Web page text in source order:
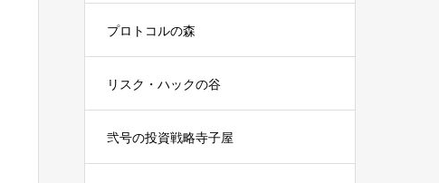
プロトコルの森
リスク・ハックの谷
弐号の投資戦略寺子屋